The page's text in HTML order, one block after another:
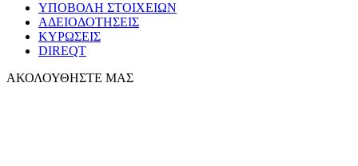
ΥΠΟΒΟΛΗ ΣΤΟΙΧΕΙΩΝ
ΑΔΕΙΟΔΟΤΗΣΕΙΣ
ΚΥΡΩΣΕΙΣ
DIREQT
ΑΚΟΛΟΥΘΗΣΤΕ ΜΑΣ